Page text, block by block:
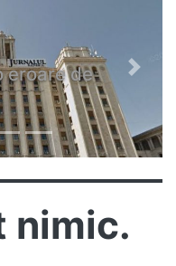
eroare de
Next
nimic.